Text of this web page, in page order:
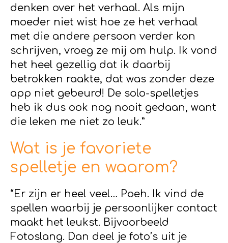
denken over het verhaal. Als mijn
moeder niet wist hoe ze het verhaal
met die andere persoon verder kon
schrijven, vroeg ze mij om hulp. Ik vond
het heel gezellig dat ik daarbij
betrokken raakte, dat was zonder deze
app niet gebeurd! De solo-spelletjes
heb ik dus ook nog nooit gedaan, want
die leken me niet zo leuk.”
Wat is je favoriete
spelletje en waarom?
“Er zijn er heel veel… Poeh. Ik vind de
spellen waarbij je persoonlijker contact
maakt het leukst. Bijvoorbeeld
Fotoslang. Dan deel je foto’s uit je